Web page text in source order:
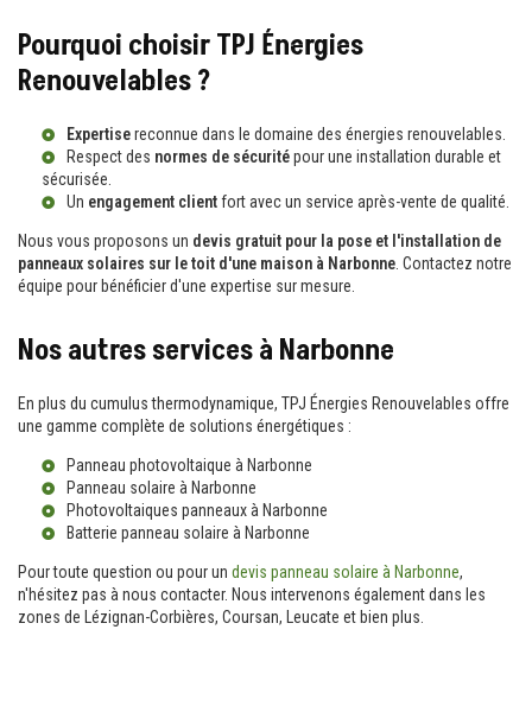
Pourquoi choisir TPJ Énergies
Renouvelables ?
Expertisereconnue dans le domaine des énergies renouvelables.
Respect des normes de sécuritépour une installation durable et
sécurisée.
Un engagement clientfort avec un service après-vente de qualité.
Nous vous proposons un devis gratuit pour la pose et l'installation de
panneaux solaires sur le toit d'une maison à Narbonne . Contactez notre
équipe pour bénéficier d'une expertise sur mesure.
Nos autres services à Narbonne
En plus du cumulus thermodynamique, TPJ Énergies Renouvelables offre
une gamme complète de solutions énergétiques :
Panneau photovoltaique à Narbonne
Panneau solaire à Narbonne
Photovoltaiques panneaux à Narbonne
Batterie panneau solaire à Narbonne
Pour toute question ou pour un devis panneau solaire à Narbonne,
n'hésitez pas à nous contacter. Nous intervenons également dans les
zones de Lézignan-Corbières, Coursan, Leucate et bien plus.